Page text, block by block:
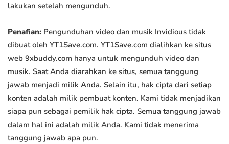
lakukan setelah mengunduh.
Penafian: Pengunduhan video dan musik Invidious tidak
dibuat oleh YT1Save.com. YT1Save.com dialihkan ke situs
web 9xbuddy.com hanya untuk mengunduh video dan
musik. Saat Anda diarahkan ke situs, semua tanggung
jawab menjadi milik Anda. Selain itu, hak cipta dari setiap
konten adalah milik pembuat konten. Kami tidak menjadikan
siapa pun sebagai pemilik hak cipta. Semua tanggung jawab
dalam hal ini adalah milik Anda. Kami tidak menerima
tanggung jawab apa pun.